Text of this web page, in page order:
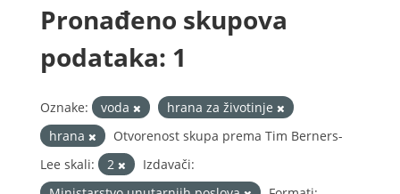
Pronađeno skupova
podataka: 1
Oznake: voda
hrana za životinje
hrana
Otvorenost skupa prema Tim Berners-
Lee skali:
2
Izdavači: